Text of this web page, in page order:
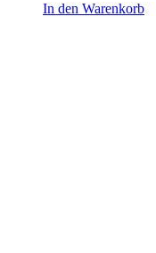
In den Warenkorb